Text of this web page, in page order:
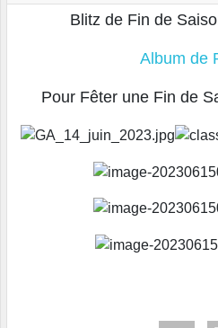
Blitz de Fin de
Album de
Pour Fêter une Fin de